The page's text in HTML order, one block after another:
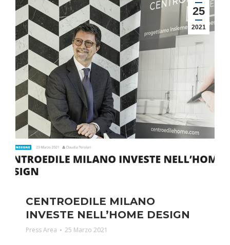
25
2021
CENTROEDILE MILANO
INVESTE NELL’HOME DESIGN
Press Area 25 Marzo 2021